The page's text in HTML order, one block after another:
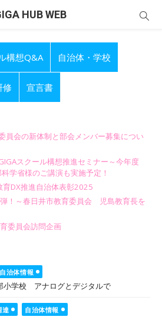
HUB WEB
構想Q&A 自治体・学校
修 宣言書
員会の新体制と部会メンバー募集につい
スクール構想推進セミナー～今年度
学省様のご講演も実施予定！
育DX推進自治体表彰2025
！～春日井市教育委員会 児島教育長を
委員会訪問企画
自治体情報
小学校 アナログとデジタルで
達
自治体情報